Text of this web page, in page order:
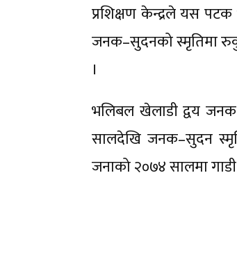
प्रशिक्षण केन्द्रले यस
जनक–सुदनको स्मृतिमा
।
भलिबल खेलाडी द्वय जनक
सालदेखि जनक–सुदन
जनाको २०७४ सालमा